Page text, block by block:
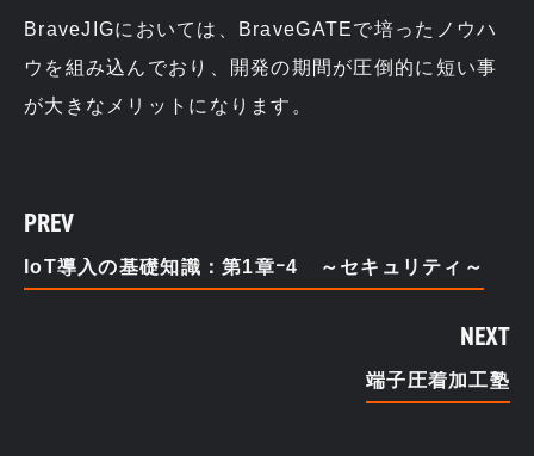
BraveJIGにおいては、BraveGATEで培ったノウハ
ウを組み込んでおり、開発の期間が圧倒的に短い事
が大きなメリットになります。
PREV
IoT導入の基礎知識：第1章ｰ4 ～セキュリティ～
NEXT
端子圧着加工塾